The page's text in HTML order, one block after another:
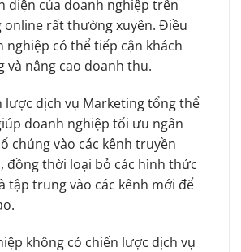
diện của doanh nghiệp trên
online rất thường xuyên. Điều
nghiệp có thể tiếp cận khách
và nâng cao doanh thu.
lược dịch vụ Marketing tổng thể
doanh nghiệp tối ưu ngân
chúng vào các kênh truyền
đồng thời loại bỏ các hình thức
tập trung vào các kênh mới để
không có chiến lược dịch vụ